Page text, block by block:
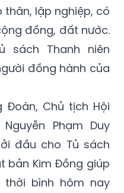
lập nghiệp, có
đồng, đất nước.
sách Thanh niên
đồng hành của
Đoàn, Chủ tịch Hội
Phạm Duy
đầu cho Tủ sách
bản Kim Đồng giúp
bình hôm nay